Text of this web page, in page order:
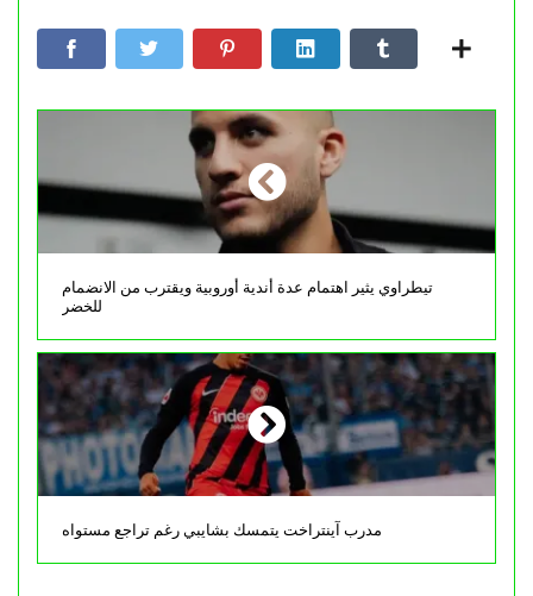
تيطراوي يثير اهتمام عدة أندية أوروبية ويقترب من الانضمام
للخضر
مدرب آينتراخت يتمسك بشايبي رغم تراجع مستواه